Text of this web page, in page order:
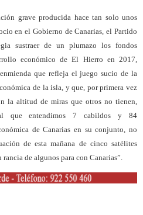
grave producida hace tan solo unos
en el Gobierno de Canarias, el Partido
sustraer de un plumazo los fondos
económico de El Hierro en 2017,
que refleja el juego sucio de la
de la isla, y que, por primera vez
la altitud de miras que otros no tienen,
que entendimos 7 cabildos y 84
de Canarias en su conjunto, no
de esta mañana de cinco satélites
de algunos para con Canarias”.